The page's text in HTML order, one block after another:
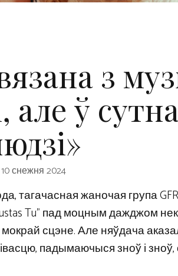
з
ў
10 снежня 2024
тагачасная жаночая група
Tu” пад моцным дажджом
сцэне. Але няўдача
падымаючыся зноў і